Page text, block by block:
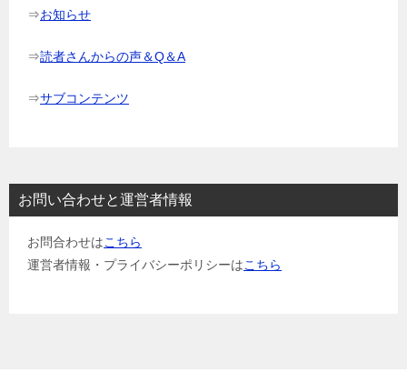
⇒お知らせ
⇒読者さんからの声＆Q＆A
⇒サブコンテンツ
お問い合わせと運営者情報
お問合わせはこちら
運営者情報・プライバシーポリシーはこちら